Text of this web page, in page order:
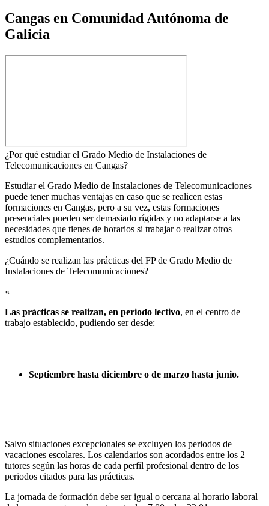
Cangas en Comunidad Autónoma de
Galicia
¿Por qué estudiar el Grado Medio de Instalaciones de
Telecomunicaciones en Cangas?
Estudiar el Grado Medio de Instalaciones de Telecomunicaciones
puede tener muchas ventajas en caso que se realicen estas
formaciones en Cangas, pero a su vez, estas formaciones
presenciales pueden ser demasiado rígidas y no adaptarse a las
necesidades que tienes de horarios si trabajar o realizar otros
estudios complementarios.
¿Cuándo se realizan las prácticas del FP de Grado Medio de
Instalaciones de Telecomunicaciones?​
«
Las prácticas se realizan, en periodo lectivo, en el centro de
trabajo establecido, pudiendo ser desde:
Septiembre hasta diciembre o de marzo hasta junio.
Salvo situaciones excepcionales se excluyen los periodos de
vacaciones escolares. Los calendarios son acordados entre los 2
tutores según las horas de cada perfil profesional dentro de los
periodos citados para las prácticas.
La jornada de formación debe ser igual o cercana al horario laboral